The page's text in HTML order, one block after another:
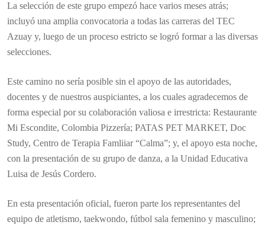
La selección de este grupo empezó hace varios meses atrás;
incluyó una amplia convocatoria a todas las carreras del TEC
Azuay y, luego de un proceso estricto se logró formar a las diversas
selecciones.
Este camino no sería posible sin el apoyo de las autoridades,
docentes y de nuestros auspiciantes, a los cuales agradecemos de
forma especial por su colaboración valiosa e irrestricta: Restaurante
Mi Escondite, Colombia Pizzería; PATAS PET MARKET, Doc
Study, Centro de Terapia Famliiar “Calma”; y, el apoyo esta noche,
con la presentación de su grupo de danza, a la Unidad Educativa
Luisa de Jesús Cordero.
En esta presentación oficial, fueron parte los representantes del
equipo de atletismo, taekwondo, fútbol sala femenino y masculino;